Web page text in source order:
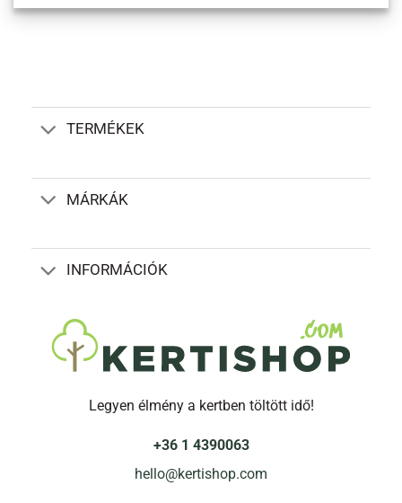
TERMÉKEK
MÁRKÁK
INFORMÁCIÓK
Legyen élmény a kertben töltött idő!
+36 1 4390063
hello@kertishop.com